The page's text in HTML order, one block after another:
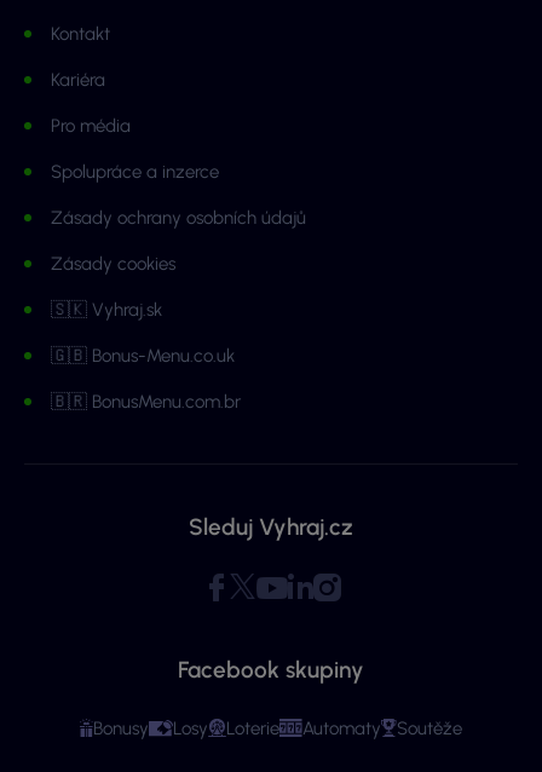
Kontakt
Kariéra
Pro média
Spolupráce a inzerce
Zásady ochrany osobních údajů
Zásady cookies
🇸🇰 Vyhraj.sk
🇬🇧 Bonus-Menu.co.uk
🇧🇷 BonusMenu.com.br
Sleduj Vyhraj.cz
Facebook skupiny
Bonusy Losy Loterie Automaty Soutěže